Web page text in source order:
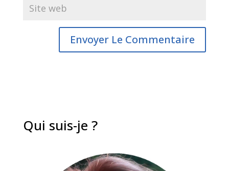
Qui suis-je ?